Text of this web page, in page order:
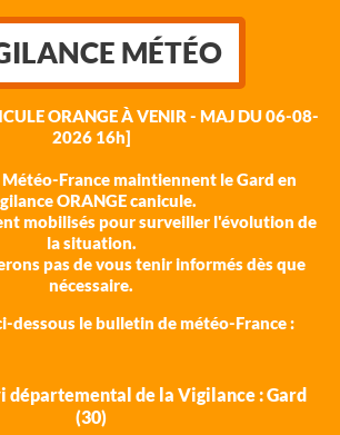
MÉTÉO
ORANGE À VENIR - MAJ DU 06-08-
2026 16h]
Météo-France maintiennent le Gard en
ORANGE canicule.
mobilisés pour surveiller l'évolution de
la situation.
pas de vous tenir informés dès que
nécessaire.
dessous le bulletin de météo-France :
départemental de la Vigilance : Gard
(30)